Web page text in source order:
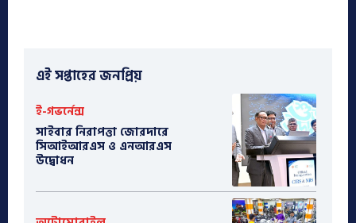
এই সপ্তাহের জনপ্রিয়
ই-গভর্নেন্স
সাইবার নিরাপত্তা জোরদারে
সিআইআরএস ও এনআরএস
উদ্বোধন